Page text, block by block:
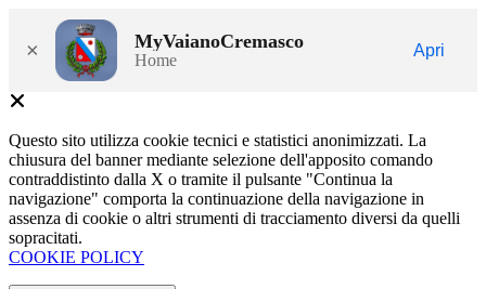
× MyVaianoCremasco
Home
Apri
Questo sito utilizza cookie tecnici e statistici anonimizzati. La
chiusura del banner mediante selezione dell'apposito comando
contraddistinto dalla X o tramite il pulsante "Continua la
navigazione" comporta la continuazione della navigazione in
assenza di cookie o altri strumenti di tracciamento diversi da quelli
sopracitati.
COOKIE POLICY